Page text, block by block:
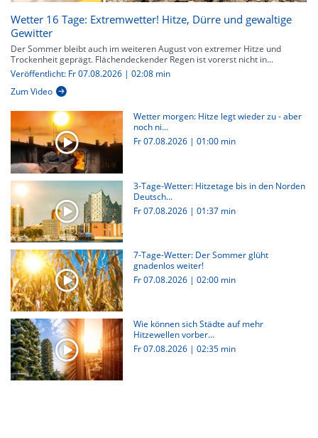
Wetter 16 Tage: Extremwetter! Hitze, Dürre und gewaltige
Gewitter
Der Sommer bleibt auch im weiteren August von extremer Hitze und
Trockenheit geprägt. Flächendeckender Regen ist vorerst nicht in...
Veröffentlicht: Fr 07.08.2026 | 02:08 min
Zum Video
Wetter morgen: Hitze legt wieder zu - aber
noch ni...
Fr 07.08.2026 | 01:00 min
3-Tage-Wetter: Hitzetage bis in den Norden
Deutsch...
Fr 07.08.2026 | 01:37 min
7-Tage-Wetter: Der Sommer glüht
gnadenlos weiter!
Fr 07.08.2026 | 02:00 min
Wie können sich Städte auf mehr
Hitzewellen vorber...
Fr 07.08.2026 | 02:35 min